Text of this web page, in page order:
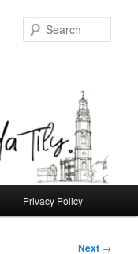
Privacy Policy
Next →